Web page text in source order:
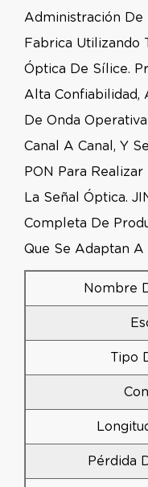
Administración De
Fabrica Utilizando
Óptica De Sílice.
Alta Confiabilidad,
De Onda
Canal A Canal, Y
PON Para
La Señal Óptica.
Completa De
Que Se Adaptan
Nombre
Tipo
Pérdida